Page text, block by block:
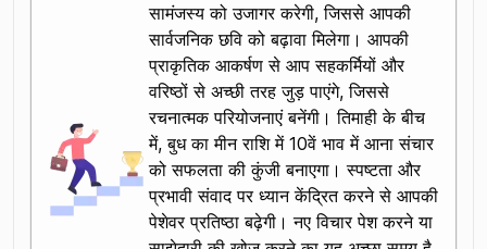
सामंजस्य को उजागर करेगी, जिससे आपकी
सार्वजनिक छवि को बढ़ावा मिलेगा। आपकी
प्राकृतिक आकर्षण से आप सहकर्मियों और
वरिष्ठों से अच्छी तरह जुड़ पाएंगे, जिससे
रचनात्मक परियोजनाएं बनेंगी। तिमाही के बीच
में, बुध का मीन राशि में 10वें भाव में आना संचार
को सफलता की कुंजी बनाएगा। स्पष्टता और
प्रभावी संवाद पर ध्यान केंद्रित करने से आपकी
पेशेवर प्रतिष्ठा बढ़ेगी। नए विचार पेश करने या